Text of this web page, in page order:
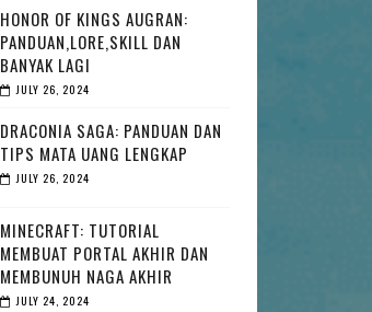
HONOR OF KINGS AUGRAN:
PANDUAN,LORE,SKILL DAN
BANYAK LAGI
JULY 26, 2024
DRACONIA SAGA: PANDUAN DAN
TIPS MATA UANG LENGKAP
JULY 26, 2024
MINECRAFT: TUTORIAL
MEMBUAT PORTAL AKHIR DAN
MEMBUNUH NAGA AKHIR
JULY 24, 2024